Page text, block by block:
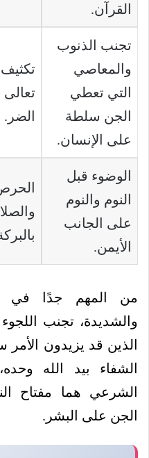
القرآن.
تجنب الذنوب
والمعاصي
التي تعطي
الجن سلطة
على الإنسان.
تكثيف
الضر.
الوضوء قبل
النوم والنوم
على الجانب
الأيمن.
من المهم جدًا في
والشديدة، تجنب
الذين قد يزيدون الأمر
الشفاء بيد الله
الشرعي هما مفتاح
الجن على البشر.